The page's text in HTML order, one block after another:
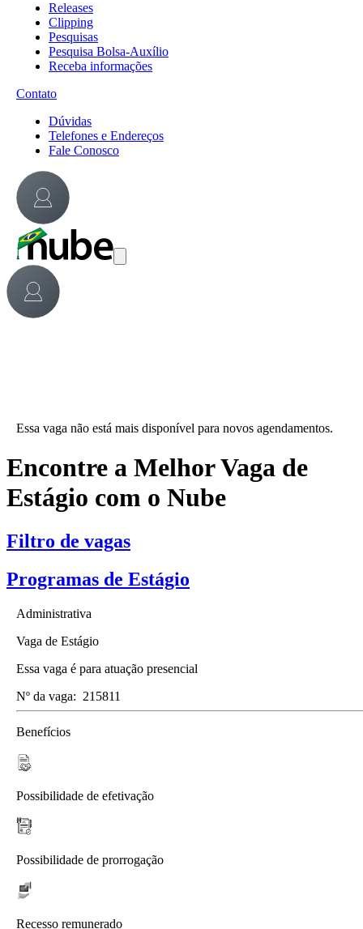
Releases
Clipping
Pesquisas
Pesquisa Bolsa-Auxílio
Receba informações
Contato
Dúvidas
Telefones e Endereços
Fale Conosco
Essa vaga não está mais disponível para novos agendamentos.
Encontre a Melhor Vaga de
Estágio com o Nube
Filtro de vagas
Programas de Estágio
Administrativa
Vaga de Estágio
Essa vaga é para atuação presencial
Nº da vaga: 215811
Benefícios
Possibilidade de efetivação
Possibilidade de prorrogação
Recesso remunerado